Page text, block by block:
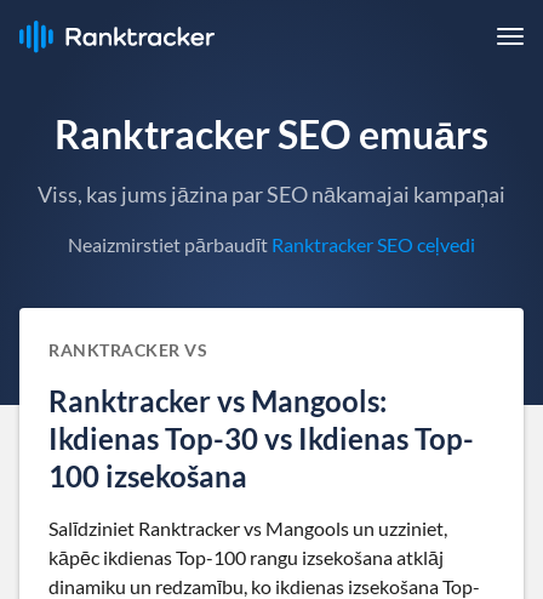
Ranktracker SEO emuārs
Viss, kas jums jāzina par SEO nākamajai kampaņai
Neaizmirstiet pārbaudīt Ranktracker SEO ceļvedi
RANKTRACKER VS
Ranktracker vs Mangools:
Ikdienas Top-30 vs Ikdienas Top-
100 izsekošana
Salīdziniet Ranktracker vs Mangools un uzziniet,
kāpēc ikdienas Top-100 rangu izsekošana atklāj
dinamiku un redzamību, ko ikdienas izsekošana Top-